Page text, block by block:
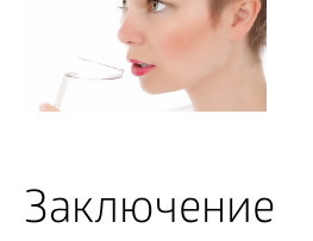
Заключение